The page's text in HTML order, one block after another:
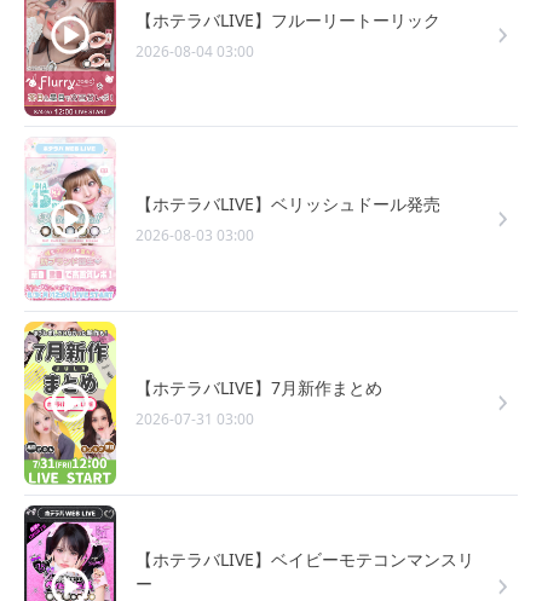
【ホテラバLIVE】フルーリートーリック
2026-08-04 03:00
【ホテラバLIVE】ベリッシュドール発売
2026-08-03 03:00
【ホテラバLIVE】7月新作まとめ
2026-07-31 03:00
【ホテラバLIVE】ベイビーモテコンマンスリ
ー